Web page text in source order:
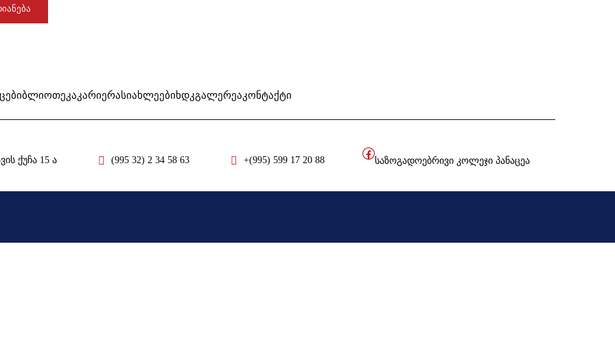
ბიბლიოთეკაკარიერასიახლეებიხდკგალერეაკონტაქტი
ქუჩა 15 ა (995 32) 2 34 58 63 +(995) 599 17 20 88 საზოგადოებრივი კოლეჯი პანაცეა